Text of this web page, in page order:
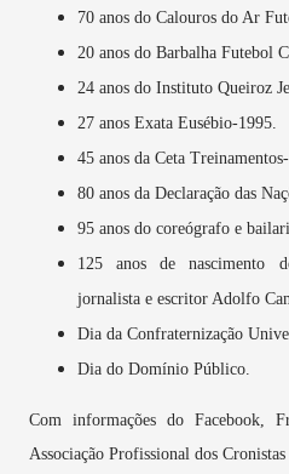
70 anos do Calouros do Ar
20 anos do Barbalha Futebol
24 anos do Instituto Queiroz
27 anos Exata Eusébio-1995.
45 anos da Ceta
80 anos da Declaração das
95 anos do coreógrafo e
125 anos de nascimento
jornalista e escritor Adolfo
Dia da Confraternização
Dia do Domínio Público.
Com informações do Facebook,
Associação Profissional dos